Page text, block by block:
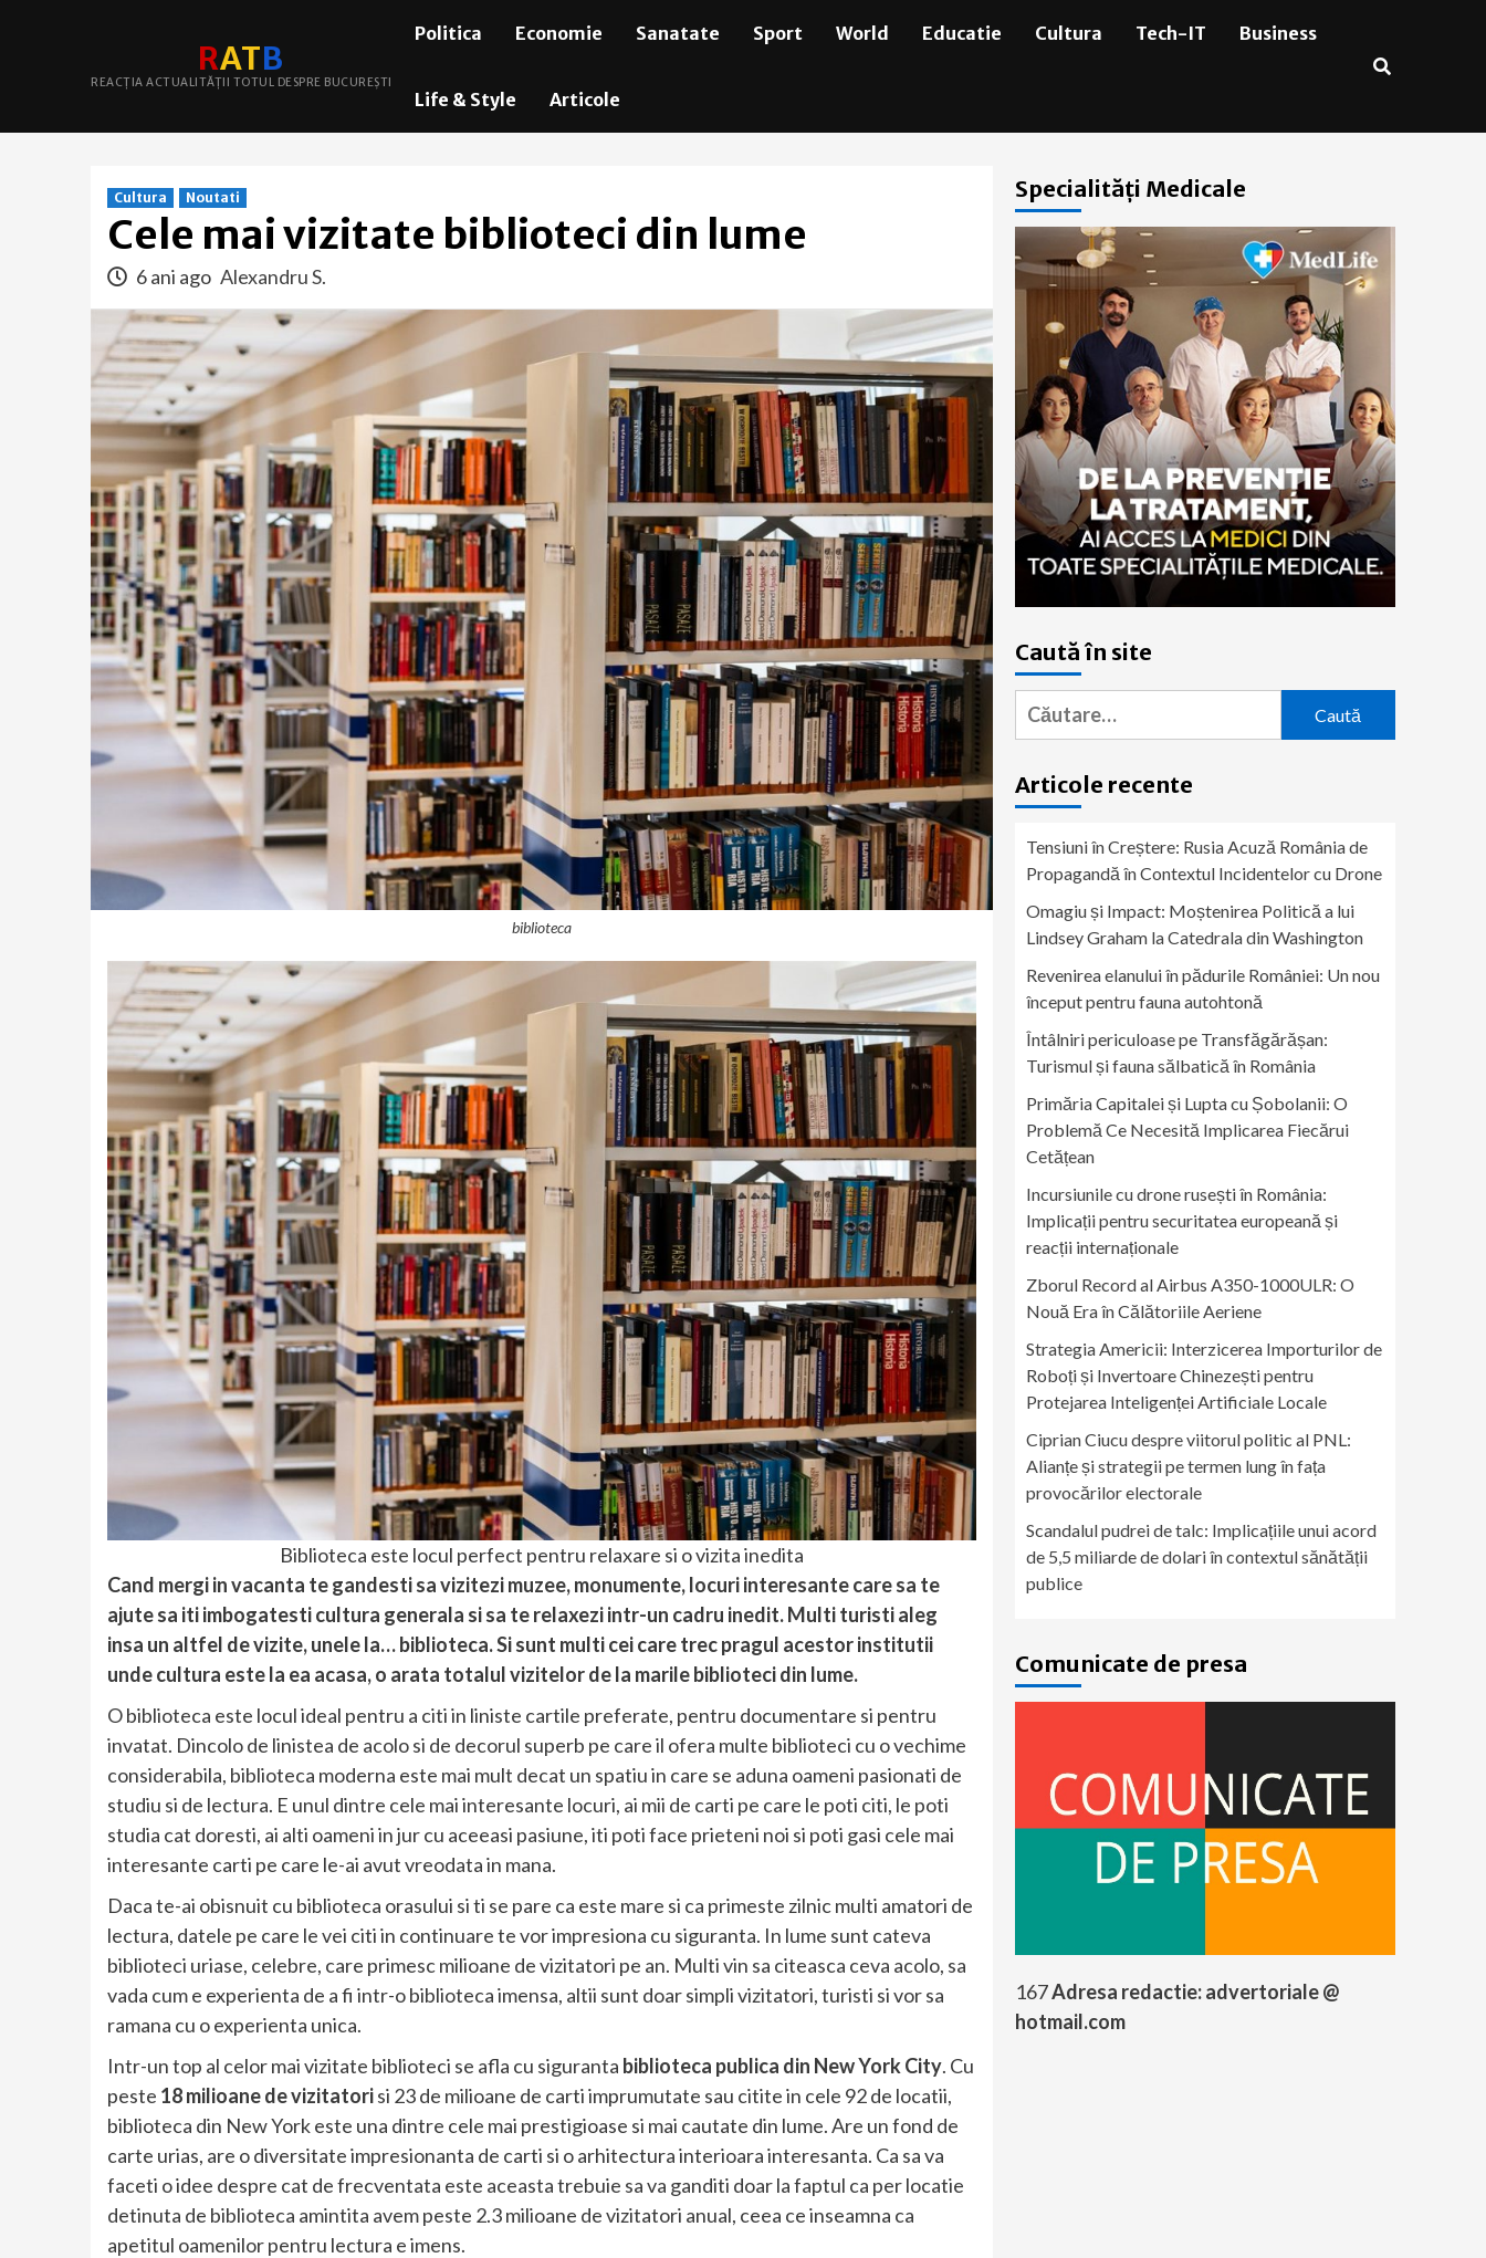
RATB
REACȚIA ACTUALITĂȚII TOTUL DESPRE BUCUREȘTI
Politica Economie Sanatate Sport World Educatie Cultura Tech-IT Business
Life & Style Articole
Cultura Noutati
Cele mai vizitate biblioteci din lume
6 ani ago Alexandru S.
biblioteca
Biblioteca este locul perfect pentru relaxare si o vizita inedita
Cand mergi in vacanta te gandesti sa vizitezi muzee, monumente, locuri interesante care sa te
ajute sa iti imbogatesti cultura generala si sa te relaxezi intr-un cadru inedit. Multi turisti aleg
insa un altfel de vizite, unele la… biblioteca. Si sunt multi cei care trec pragul acestor institutii
unde cultura este la ea acasa, o arata totalul vizitelor de la marile biblioteci din lume.
O biblioteca este locul ideal pentru a citi in liniste cartile preferate, pentru documentare si pentru
invatat. Dincolo de linistea de acolo si de decorul superb pe care il ofera multe biblioteci cu o vechime
considerabila, biblioteca moderna este mai mult decat un spatiu in care se aduna oameni pasionati de
studiu si de lectura. E unul dintre cele mai interesante locuri, ai mii de carti pe care le poti citi, le poti
studia cat doresti, ai alti oameni in jur cu aceeasi pasiune, iti poti face prieteni noi si poti gasi cele mai
interesante carti pe care le-ai avut vreodata in mana.
Daca te-ai obisnuit cu biblioteca orasului si ti se pare ca este mare si ca primeste zilnic multi amatori de
lectura, datele pe care le vei citi in continuare te vor impresiona cu siguranta. In lume sunt cateva
biblioteci uriase, celebre, care primesc milioane de vizitatori pe an. Multi vin sa citeasca ceva acolo, sa
vada cum e experienta de a fi intr-o biblioteca imensa, altii sunt doar simpli vizitatori, turisti si vor sa
ramana cu o experienta unica.
Intr-un top al celor mai vizitate biblioteci se afla cu siguranta biblioteca publica din New York City. Cu
peste 18 milioane de vizitatorisi 23 de milioane de carti imprumutate sau citite in cele 92 de locatii,
biblioteca din New York este una dintre cele mai prestigioase si mai cautate din lume. Are un fond de
carte urias, are o diversitate impresionanta de carti si o arhitectura interioara interesanta. Ca sa va
faceti o idee despre cat de frecventata este aceasta trebuie sa va ganditi doar la faptul ca per locatie
detinuta de biblioteca amintita avem peste 2.3 milioane de vizitatori anual, ceea ce inseamna ca
apetitul oamenilor pentru lectura e imens.
Specialități Medicale
Caută în site
Caută
după:
Articole recente
Tensiuni în Creștere: Rusia Acuză România de
Propagandă în Contextul Incidentelor cu Drone
Omagiu și Impact: Moștenirea Politică a lui
Lindsey Graham la Catedrala din Washington
Revenirea elanului în pădurile României: Un nou
început pentru fauna autohtonă
Întâlniri periculoase pe Transfăgărășan:
Turismul și fauna sălbatică în România
Primăria Capitalei și Lupta cu Șobolanii: O
Problemă Ce Necesită Implicarea Fiecărui
Cetățean
Incursiunile cu drone rusești în România:
Implicații pentru securitatea europeană și
reacții internaționale
Zborul Record al Airbus A350-1000ULR: O
Nouă Era în Călătoriile Aeriene
Strategia Americii: Interzicerea Importurilor de
Roboți și Invertoare Chinezești pentru
Protejarea Inteligenței Artificiale Locale
Ciprian Ciucu despre viitorul politic al PNL:
Alianțe și strategii pe termen lung în fața
provocărilor electorale
Scandalul pudrei de talc: Implicațiile unui acord
de 5,5 miliarde de dolari în contextul sănătății
publice
Comunicate de presa
167Adresa redactie: advertoriale @
hotmail.com